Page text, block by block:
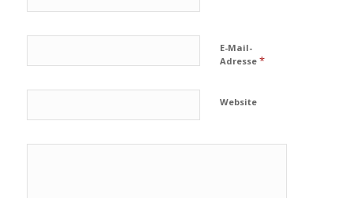
E-Mail-
Adresse *
Website